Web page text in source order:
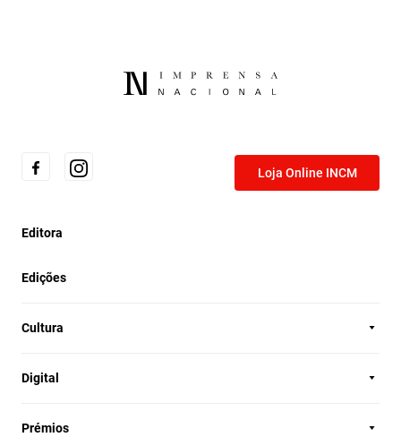
Loja Online INCM
Editora
Edições
Cultura
Digital
Prémios